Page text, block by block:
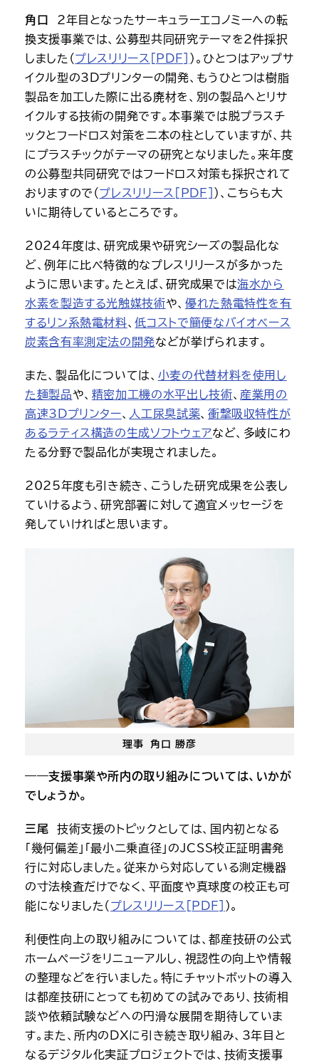
角口 2年目となったサーキュラーエコノミーへの転
換支援事業では、公募型共同研究テーマを2件採択
しました（プレスリリース[PDF] ）。ひとつはアップサ
イクル型の3Dプリンターの開発、もうひとつは樹脂
製品を加工した際に出る廃材を、別の製品へとリサ
イクルする技術の開発です。本事業では脱プラスチ
ックとフードロス対策を二本の柱としていますが、共
にプラスチックがテーマの研究となりました。来年度
の公募型共同研究ではフードロス対策も採択されて
おりますので（プレスリリース[PDF] ）、こちらも大
いに期待しているところです。
2024年度は、研究成果や研究シーズの製品化な
ど、例年に比べ特徴的なプレスリリースが多かった
ように思います。たとえば、研究成果では海水から
水素を製造する光触媒技術や、 優れた熱電特性を有
するリン系熱電材料、低コストで簡便なバイオベース
炭素含有率測定法の開発などが挙げられます。
また、製品化については、 小麦の代替材料を使用し
た麺製品や、 精密加工機の水平出し技術、 産業用の
高速3Dプリンター、 人工尿臭試薬、 衝撃吸収特性が
あるラティス構造の生成ソフトウェアなど、多岐にわ
たる分野で製品化が実現されました。
2025年度も引き続き、こうした研究成果を公表し
ていけるよう、研究部署に対して適宜メッセージを
発していければと思います。
理事 角口 勝彦
――支援事業や所内の取り組みについては、いかが
でしょうか。
三尾 技術支援のトピックとしては、国内初となる
「幾何偏差」「最小二乗直径」のJCSS校正証明書発
行に対応しました。従来から対応している測定機器
の寸法検査だけでなく、平面度や真球度の校正も可
能になりました（ プレスリリース[PDF] ）。
利便性向上の取り組みについては、都産技研の公式
ホームページをリニューアルし、視認性の向上や情報
の整理などを行いました。特にチャットボットの導入
は都産技研にとっても初めての試みであり、技術相
談や依頼試験などへの円滑な展開を期待していま
す。また、所内のDXに引き続き取り組み、3年目と
なるデジタル化実証プロジェクトでは、技術支援事